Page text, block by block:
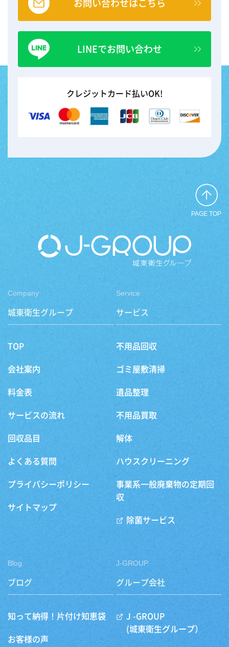
お問い合わせはこちら
LINEでお問い合わせ
クレジットカード払いOK!
PAGE TOP
Company
城東衛生グループ
TOP
会社案内
料金表
サービスの流れ
回収品目
よくある質問
プライバシーポリシー
サイトマップ
Service
サービス
不用品回収
ゴミ屋敷清掃
遺品整理
不用品買取
解体
ハウスクリーニング
事業系一般廃棄物の定期回
収
除菌サービス
Blog
ブログ
知って納得！片付け知恵袋
お客様の声
J-GROUP
グループ会社
J -GROUP
(城東衛生グループ）